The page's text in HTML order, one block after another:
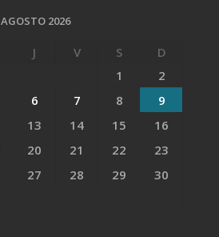
AGOSTO 2026
J V S
D
1
2
6 7 8
9
13 14 15
16
20 21 22
23
27 28 29
30